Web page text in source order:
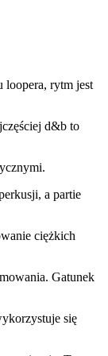
loopera, rytm jest
d&b to
a partie
ciężkich
Gatunek
się